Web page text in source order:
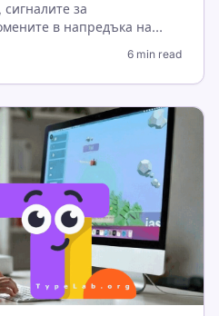
за
в напредъка на
стъпка в обучението.
6 min read